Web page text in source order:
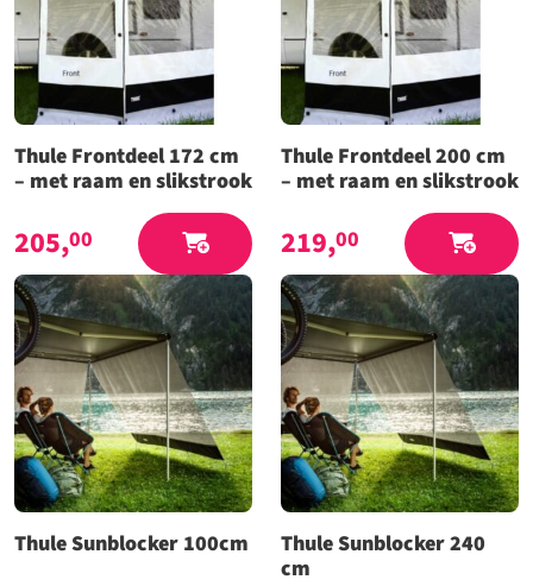
Thule Frontdeel 172 cm
– met raam en slikstrook
205,00
Thule Frontdeel 200 cm
– met raam en slikstrook
219,00
Thule Sunblocker 100cm
Thule Sunblocker 240
cm